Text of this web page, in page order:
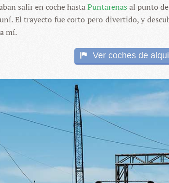
salir en coche hastaPuntarenasal punto
El trayecto fue corto pero divertido, y
mí.
Ver coches de